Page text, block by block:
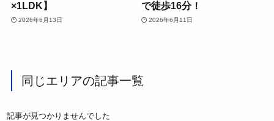
×1LDK】
2026年6月13日
で徒歩16分！
2026年6月11日
同じエリアの記事一覧
記事が見つかりませんでした